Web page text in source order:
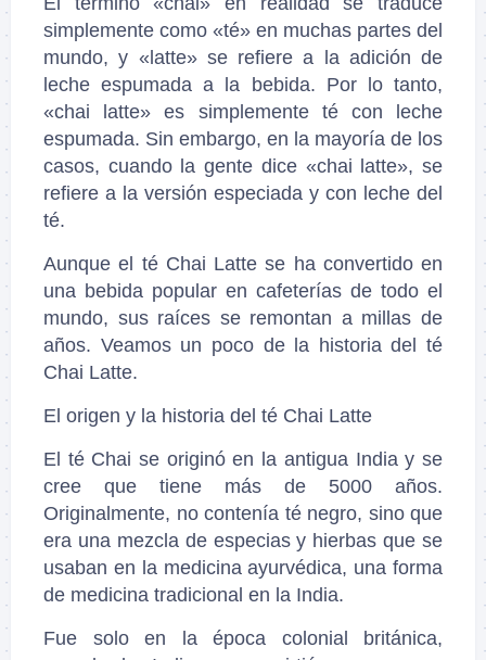
simplemente como «té» en muchas partes del
mundo, y «latte» se refiere a la adición de
leche espumada a la bebida. Por lo tanto,
«chai latte» es simplemente té con leche
espumada. Sin embargo, en la mayoría de los
casos, cuando la gente dice «chai latte», se
refiere a la versión especiada y con leche del
té.
Aunque el té Chai Latte se ha convertido en
una bebida popular en cafeterías de todo el
mundo, sus raíces se remontan a millas de
años. Veamos un poco de la historia del té
Chai Latte.
El origen y la historia del té Chai Latte
El té Chai se originó en la antigua India y se
cree que tiene más de 5000 años.
Originalmente, no contenía té negro, sino que
era una mezcla de especias y hierbas que se
usaban en la medicina ayurvédica, una forma
de medicina tradicional en la India.
Fue solo en la época colonial británica,